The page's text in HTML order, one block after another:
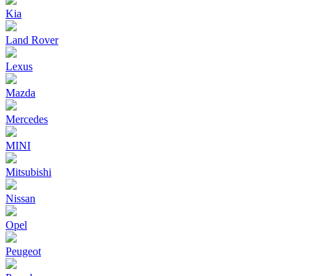
Kia
Land Rover
Lexus
Mazda
Mercedes
MINI
Mitsubishi
Nissan
Opel
Peugeot